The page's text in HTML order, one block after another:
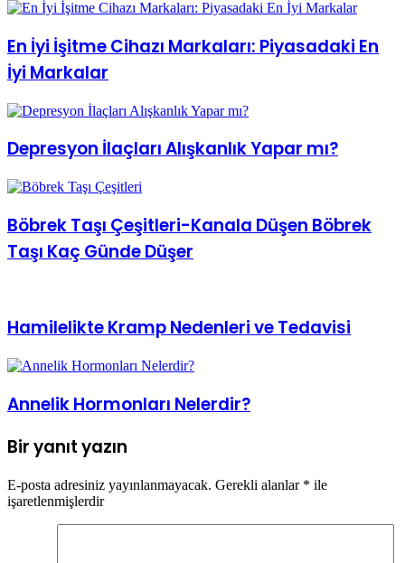
En İyi İşitme Cihazı Markaları: Piyasadaki En
İyi Markalar
Depresyon İlaçları Alışkanlık Yapar mı?
Böbrek Taşı Çeşitleri-Kanala Düşen Böbrek
Taşı Kaç Günde Düşer
Annelik Hormonları Nelerdir?
Bir yanıt yazın
E-posta adresiniz yayınlanmayacak.